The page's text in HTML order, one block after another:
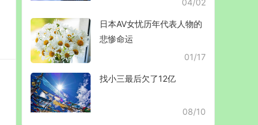
04/02
日本AV女忧历年代表人物的
悲惨命运
01/17
找小三最后欠了12亿
08/10